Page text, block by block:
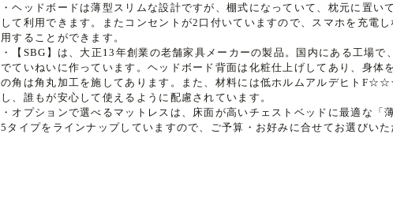
・ヘッドボードは薄型スリムな設計ですが、棚式になっていて、枕元に置い
して利用できます。またコンセントが2口付いていますので、スマホを充電
用することができます。
・【SBG】は、大正13年創業の老舗家具メーカーの製品。国内にある工場で
でていねいに作っています。ヘッドボード背面は化粧仕上げしてあり、身体
の角は角丸加工を施してあります。また、材料には低ホルムアルデヒト
し、誰もが安心して使えるように配慮されています。
・オプションで選べるマットレスは、床面が高いチェストベッドに最適な「
5タイプをラインナップしていますので、ご予算・お好みに合せてお選びいた